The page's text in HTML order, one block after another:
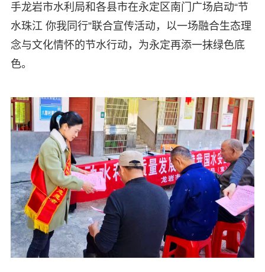
手龙岩市水利局和各县市在永定区南门广场启动“节
水珠江 你我同行”联合宣传活动，以一场融合生态理
念与文化情怀的节水行动，为永定再添一抹绿色底
色。